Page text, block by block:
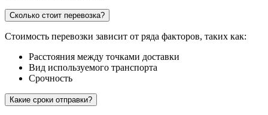
Сколько стоит перевозка?
Стоимость перевозки зависит от ряда факторов, таких как:
Расстояния между точками доставки
Вид используемого транспорта
Срочность
Какие сроки отправки?